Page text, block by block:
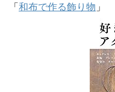
「 和布で作る飾り物 」